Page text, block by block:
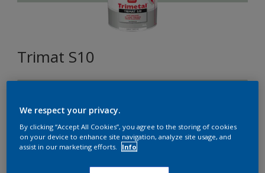
Trimat S10
Format
We respect your privacy.
By clicking “Accept All Cookies”, you agree to the storing of cookies
on your device to enhance site navigation, analyze site usage, and
assist in our marketing efforts.
Info